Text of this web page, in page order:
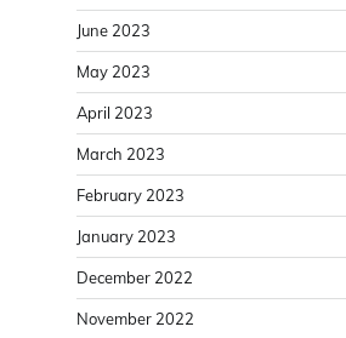
June 2023
May 2023
April 2023
March 2023
February 2023
January 2023
December 2022
November 2022